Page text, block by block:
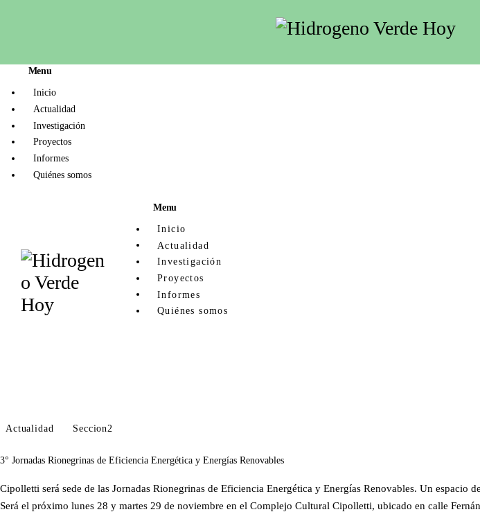
Menu
Inicio
Actualidad
Investigación
Proyectos
Informes
Quiénes somos
Menu
Inicio
Actualidad
Investigación
Proyectos
Informes
Quiénes somos
Investigación
Proyectos
Informes
Actualidad Seccion2
3° Jornadas Rionegrinas de Eficiencia Energética y Energías Renovables
Cipolletti será sede de las Jornadas Rionegrinas de Eficiencia Energética y Energías Renovables. Un
Será el próximo lunes 28 y martes 29 de noviembre en el Complejo Cultural Cipolletti, ubicado en calle